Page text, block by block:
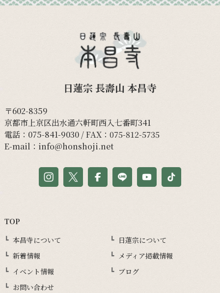
日蓮宗 長壽山 本昌寺
〒602-8359
京都市上京区出水通六軒町西入七番町341
電話： 075-841-9030/ FAX：075-812-5735
E-mail： info@honshoji.net
TOP
本昌寺について
日蓮宗について
新着情報
メディア掲載情報
イベント情報
ブログ
お問い合わせ